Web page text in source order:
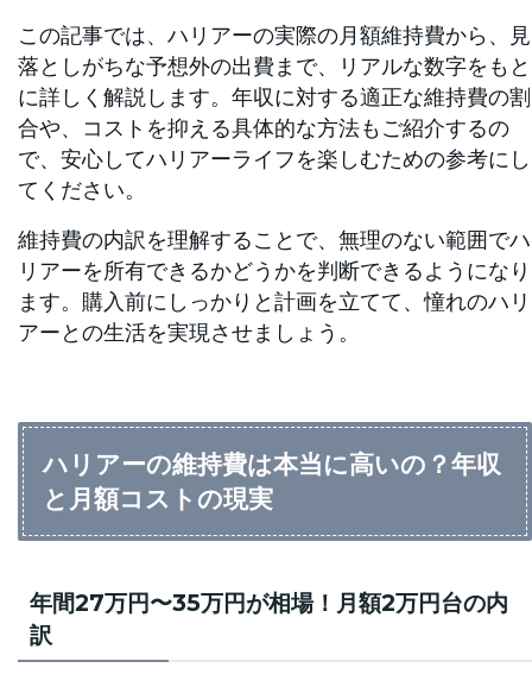
この記事では、ハリアーの実際の月額維持費から、見
落としがちな予想外の出費まで、リアルな数字をもと
に詳しく解説します。年収に対する適正な維持費の割
合や、コストを抑える具体的な方法もご紹介するの
で、安心してハリアーライフを楽しむための参考にし
てください。
維持費の内訳を理解することで、無理のない範囲でハ
リアーを所有できるかどうかを判断できるようになり
ます。購入前にしっかりと計画を立てて、憧れのハリ
アーとの生活を実現させましょう。
ハリアーの維持費は本当に高いの？年収
と月額コストの現実
年間27万円〜35万円が相場！月額2万円台の内
訳